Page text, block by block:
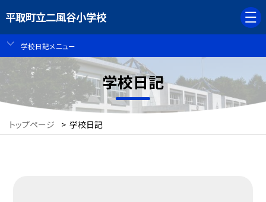
平取町立二風谷小学校
学校日記メニュー
学校日記
トップページ > 学校日記